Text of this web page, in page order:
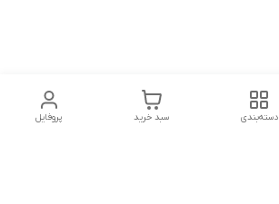
پروفایل سبد خرید دسته‌بندی